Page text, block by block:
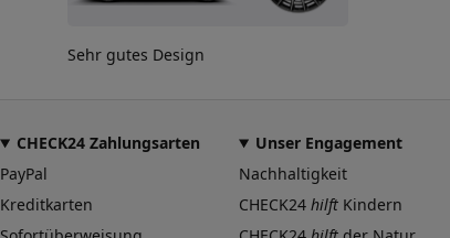
Sehr gutes Design
CHECK24 Zahlungsarten
PayPal
Kreditkarten
Unser Engagement
Nachhaltigkeit
CHECK24 hilft Kindern